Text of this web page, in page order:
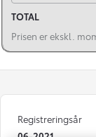
TOTAL
Prisen er ekskl.
Registreringsår